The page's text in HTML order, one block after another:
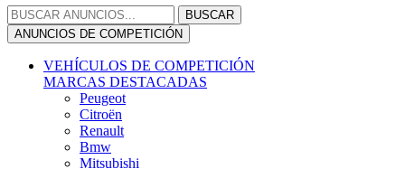
ANUNCIOS DE COMPETICIÓN
VEHÍCULOS DE COMPETICIÓN
MARCAS DESTACADAS
Peugeot
Citroën
Renault
Bmw
Mitsubishi
Ford